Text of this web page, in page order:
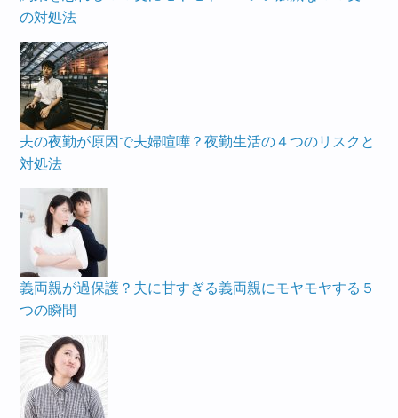
の対処法
夫の夜勤が原因で夫婦喧嘩？夜勤生活の４つのリスクと
対処法
義両親が過保護？夫に甘すぎる義両親にモヤモヤする５
つの瞬間